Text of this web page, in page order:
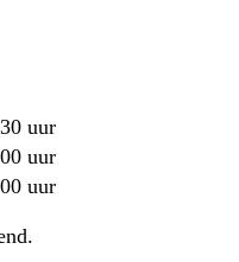
uur
uur
uur